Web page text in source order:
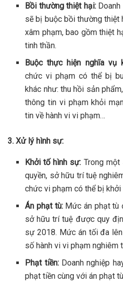
Bồi thường thiệt hại:Doanh
sẽ bị buộc bồi thường thiệt
xâm phạm, bao gồm thiệt
tinh thần.
Buộc thực hiện nghĩa vụ
chức vi phạm có thể bị
khác như: thu hồi sản
thông tin vi phạm khỏi
tin về hành vi vi phạm…
3. Xử lý hình sự:
Khởi tố hình sự: Trong
quyền, sở hữu trí tuệ
chức vi phạm có thể bị khởi
Án phạt tù:Mức án phạt tù
sở hữu trí tuệ được quy
sự 2018. Mức án tối đa
số hành vi vi phạm nghiêm
Phạt tiền:Doanh nghiệp
phạt tiền cùng với án phạt